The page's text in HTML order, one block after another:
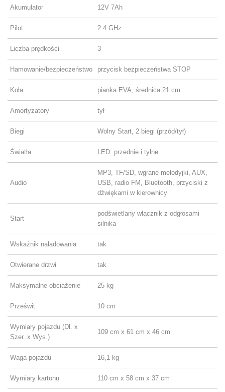
Akumulator 12V 7Ah
Pilot 2.4 GHz
Liczba prędkości 3
Hamowanie/bezpieczeństwo przycisk bezpieczeństwa STOP
Koła pianka EVA, średnica 21 cm
Amortyzatory tył
Biegi Wolny Start, 2 biegi (przód/tył)
Światła LED: przednie i tylne
Audio
MP3, TF/SD, wgrane melodyjki, AUX,
USB, radio FM, Bluetooth, przyciski z
dźwiękami w kierownicy
Start
podświetlany włącznik z odgłosami
silnika
Wskaźnik naładowania tak
Otwierane drzwi tak
Maksymalne obciążenie 25 kg
Prześwit 10 cm
Wymiary pojazdu (Dł. x
Szer. x Wys.)
109 cm x 61 cm x 46 cm
Waga pojazdu 16,1 kg
Wymiary kartonu 110 cm x 58 cm x 37 cm